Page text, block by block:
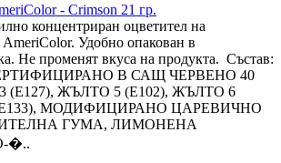
- Crimson 21 гр.
концентриран оцветител на
Удобно опакован в
Не променят вкуса на продукта. Състав:
В САЩ ЧЕРВЕНО 40
(Е127), ЖЪЛТО 5 (E102), ЖЪЛТО 6
МОДИФИЦИРАНО ЦАРЕВИЧНО
ГУМА, ЛИМОНЕНА
�..